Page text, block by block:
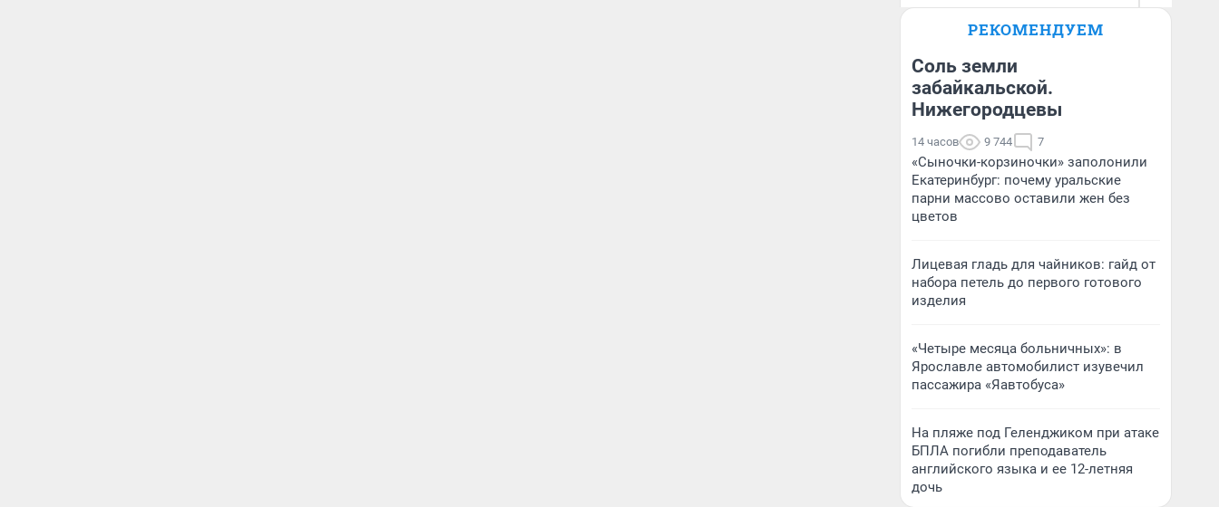
Анатолий Кузнецов
РЕКОМЕНДУЕМ
Соль земли
забайкальской.
Нижегородцевы
14 часов 9 744 7
«Сыночки-корзиночки» заполонили
Екатеринбург: почему уральские
парни массово оставили жен без
цветов
Лицевая гладь для чайников: гайд от
набора петель до первого готового
изделия
«Четыре месяца больничных»: в
Ярославле автомобилист изувечил
пассажира «Яавтобуса»
На пляже под Геленджиком при атаке
БПЛА погибли преподаватель
английского языка и ее 12-летняя
дочь